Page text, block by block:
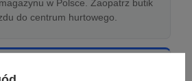
w Polsce. Zaopatrz butik
do centrum hurtowego.